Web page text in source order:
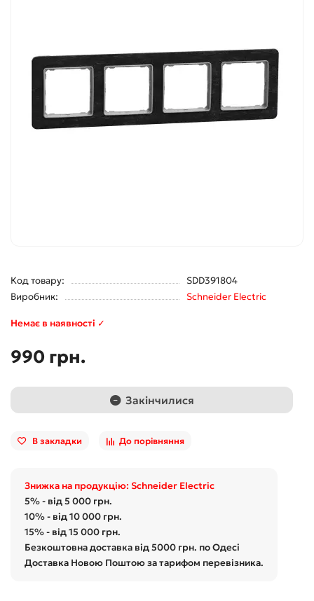
Код товару:
SDD391804
Виробник:
Schneider Electric
Немає в наявності ✓
990 грн.
Закінчилися
В закладки До порівняння
Знижка на продукцію: Schneider Electric
5% - від 5 000 грн.
10% - від 10 000 грн.
15% - від 15 000 грн.
Безкоштовна доставка від 5000 грн. по Одесі
Доставка Новою Поштою за тарифом перевізника.